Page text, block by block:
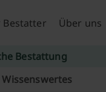
Bestatter
Über uns
Bestattung
Wissenswertes